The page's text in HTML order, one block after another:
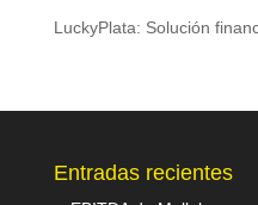
LuckyPlata: Solución
Entradas recientes